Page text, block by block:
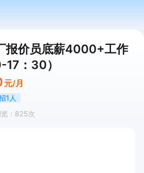
报价员底薪4000+工作
：30）
元/月
1人
：825次